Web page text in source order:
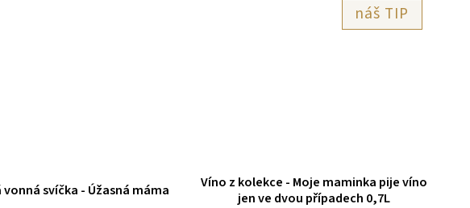
svíčka - Úžasná máma
TIP
Víno z kolekce - Moje maminka pije víno
jen ve dvou případech 0,7L